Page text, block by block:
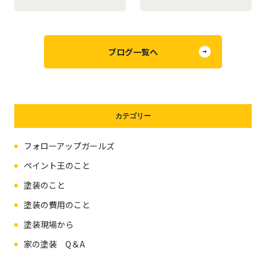
ブログ一覧へ
カテゴリー
フォローアップガールズ
ペイント王のこと
塗装のこと
塗装の費用のこと
塗装現場から
家の塗装 Q＆A